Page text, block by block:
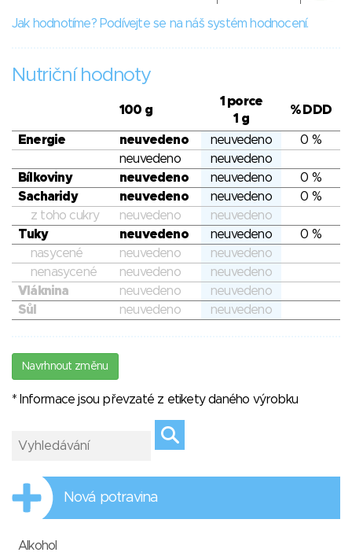
Jak hodnotíme? Podívejte se na náš systém hodnocení.
Nutriční hodnoty
100 g
1 porce
1 g
% DDD
Energie neuvedeno neuvedeno
0 %
neuvedeno
neuvedeno
Bílkoviny
neuvedeno neuvedeno
0 %
Sacharidy
neuvedeno neuvedeno
0 %
z toho cukry
neuvedeno
neuvedeno
Tuky
neuvedeno neuvedeno
0 %
nasycené
neuvedeno
neuvedeno
nenasycené
neuvedeno
neuvedeno
Vláknina
neuvedeno
neuvedeno
Sůl
neuvedeno neuvedeno
Navrhnout změnu
* Informace jsou převzaté z etikety daného výrobku
Nová potravina
Alkohol